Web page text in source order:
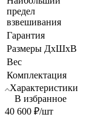
предел
взвешивания
Гарантия
Размеры ДхШхВ
Вес
Комплектация
Характеристики
В избранное
40 600 ₽/шт